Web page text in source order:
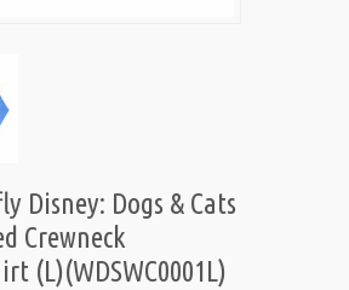
Disney: Dogs & Cats
Crewneck
(L)(WDSWC0001L)